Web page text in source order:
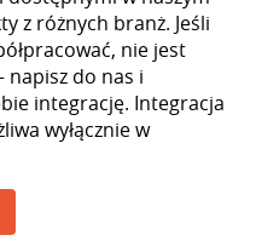
z różnych branż. Jeśli
nie jest
do nas i
integrację. Integracja
wyłącznie w